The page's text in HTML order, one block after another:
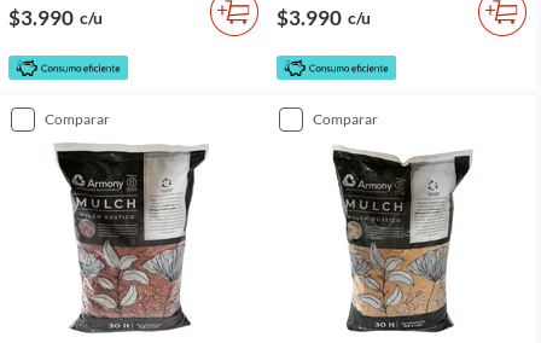
$3.990 c/u $3.990 c/u
comparar comparar